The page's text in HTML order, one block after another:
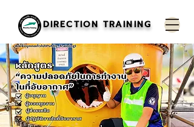
DIRECTION TRAINING